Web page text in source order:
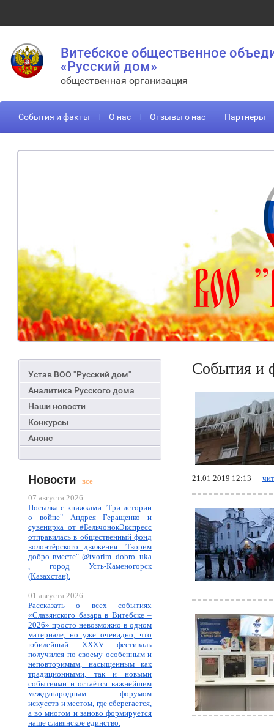
Витебское общественное
«Русский дом»
общественная организация
События и факты О нас Отзывы о нас Партнеры
Устав ВОО "Русский дом"
Аналитика Русского дома
Наши новости
Конкурсы
Анонс
Новости
все
07 августа 2026
Посылка с книжками "Три истории
о войне" Андрея Геращенко и
сувенирка от #БельчонокЭкспресс
отправилась в общественный фонд
волонтёрского движения "Творим
добро вместе" @tvorim_dobro_uka
, город Усть-Каменогорск
(Казахстан).
01 августа 2026
Рассказать о всех событиях
«Славянского базара в Витебске –
2026» просто невозможно в одном
материале, но уже очевидно, что
юбилейный XXXV фестиваль
получился по своему особенным и
неповторимым, насыщенным как
традиционными, так и новыми
событиями и остаётся важнейшим
международным форумом
искусств и местом, где сберегается,
а во многом и заново формируется
наше славянское единство.
События и
21.01.2019 12:13